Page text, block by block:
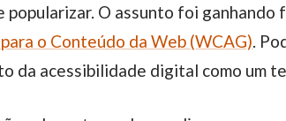
popularizar. O assunto foi
o Conteúdo da Web (WCAG) .
da acessibilidade digital como um